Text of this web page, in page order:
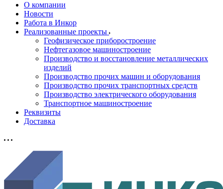
О компании
Новости
Работа в Инкор
Реализованные проекты
Геофизическое приборостроение
Нефтегазовое машиностроение
Производство и восстановление металлических
изделий
Производство прочих машин и оборудования
Производство прочих транспортных средств
Производство электрического оборудования
Транспортное машиностроение
Реквизиты
Доставка